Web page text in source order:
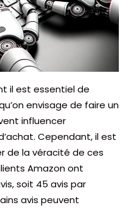
il est essentiel de
envisage de faire un
influencer
Cependant, il est
de la véracité de ces
Amazon ont
soit 45 avis par
avis peuvent